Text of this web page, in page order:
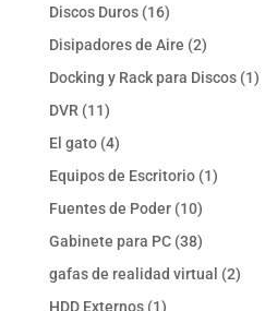
Discos Duros 1616
productos
Disipadores de Aire 22
productos
Docking y Rack para Discos 11
DVR 1111
productos
El gato 44
productos
Equipos de Escritorio 11
Fuentes de Poder 1010
productos
Gabinete para PC 3838
productos
gafas de realidad virtual 22
HDD Externos 11